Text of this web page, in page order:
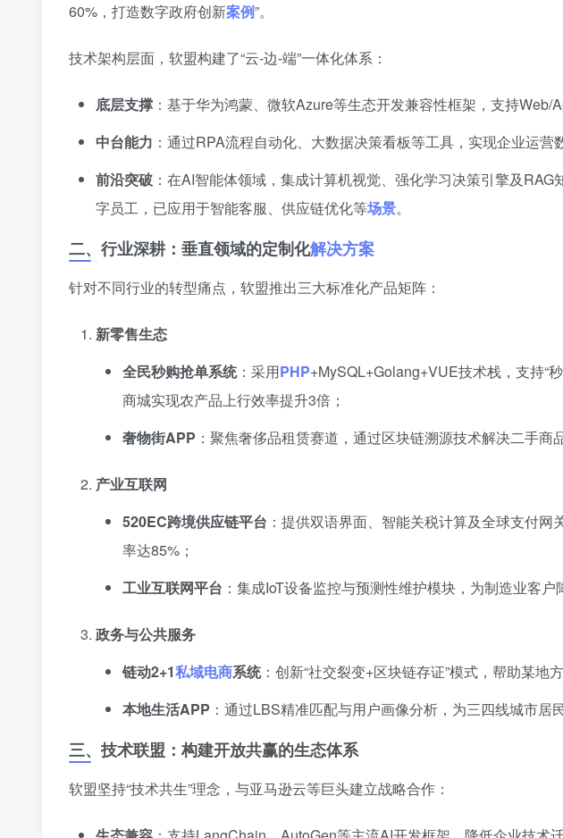
60%，打造数字政府创新案例”。
技术架构层面，软盟构建了“云-边-端”一体化体系：
底层支撑 ：基于华为鸿蒙、微软Azure等生态开发兼容性框架，支持Web/
中台能力 ：通过RPA流程自动化、大数据决策看板等工具，实现企业运营
前沿突破 ：在AI智能体领域，集成计算机视觉、强化学习决策引擎及
字员工，已应用于智能客服、供应链优化等场景。
二、行业深耕：垂直领域的定制化解决方案
针对不同行业的转型痛点，软盟推出三大标准化产品矩阵：
新零售生态
全民秒购抢单系统：采用PHP+MySQL+Golang+VUE技术栈，支持“
商城实现农产品上行效率提升3倍；
奢物街APP ：聚焦奢侈品租赁赛道，通过区块链溯源技术解决二手商
产业互联网
520EC跨境供应链平台 ：提供双语界面、智能关税计算及全球支付
率达85%；
工业互联网平台 ：集成IoT设备监控与预测性维护模块，为制造业客户
政务与公共服务
链动2+1私域电商系统：创新“社交裂变+区块链存证”模式，帮助某地
本地生活APP ：通过LBS精准匹配与用户画像分析，为三四线城市居
三、技术联盟：构建开放共赢的生态体系
软盟坚持“技术共生”理念，与亚马逊云等巨头建立战略合作：